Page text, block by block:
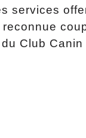
services
Club